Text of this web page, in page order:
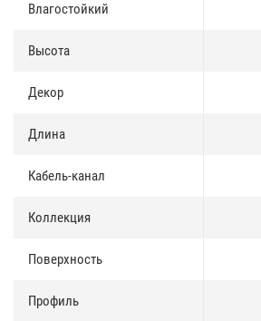
продается как оптом так и в розницу.
наличные и по безналичному расчету.
Доставка по Москве и Московской
транспортные компании.
Влагостойкий
Высота
Декор
Длина
Кабель-канал
Коллекция
Поверхность
Профиль